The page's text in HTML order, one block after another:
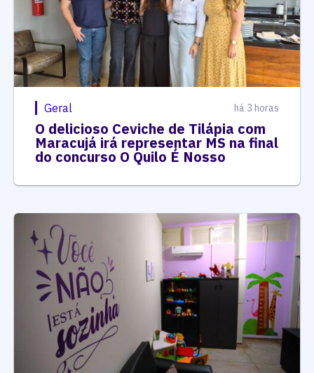
Geral há 3 horas
O delicioso Ceviche de Tilápia com
Maracujá irá representar MS na final
do concurso O Quilo É Nosso